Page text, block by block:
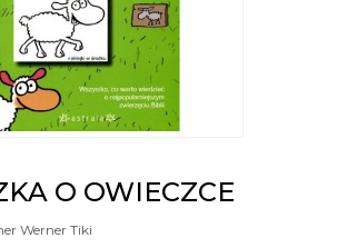
O OWIECZCE
Werner Tiki